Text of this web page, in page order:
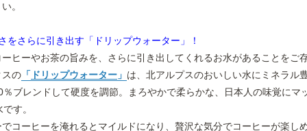
。
をさらに引き出す「ドリップウォーター」！
ヒーやお茶の旨みを、さらに引き出してくれるお水があることをご
スの 「 ドリップウォーター 」 は、北アルプスのおいしい水にミネラル
ブレンドして硬度を調節。まろやかで柔らかな、日本人の味覚にマ
す。
コーヒーを淹れるとマイルドになり、贅沢な気分でコーヒーが楽し